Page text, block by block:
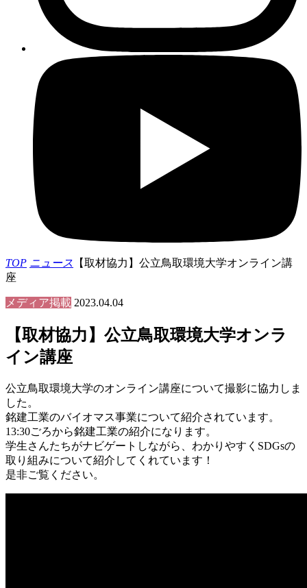
TOP ニュース 【取材協力】公立鳥取環境大学オンライン講
座
メディア掲載 2023.04.04
【取材協力】公立鳥取環境大学オンラ
イン講座
公立鳥取環境大学のオンライン講座について撮影に協力しま
した。
銘建工業のバイオマス事業について紹介されています。
13:30ごろから銘建工業の紹介になります。
学生さんたちがナビゲートしながら、わかりやすくSDGsの
取り組みについて紹介してくれています！
是非ご覧ください。